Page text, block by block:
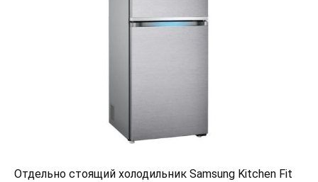
Отдельно стоящий холодильник Samsung Kitchen Fit